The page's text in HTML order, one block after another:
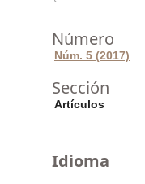
Número
Núm. 5 (2017)
Sección
Artículos
Idioma